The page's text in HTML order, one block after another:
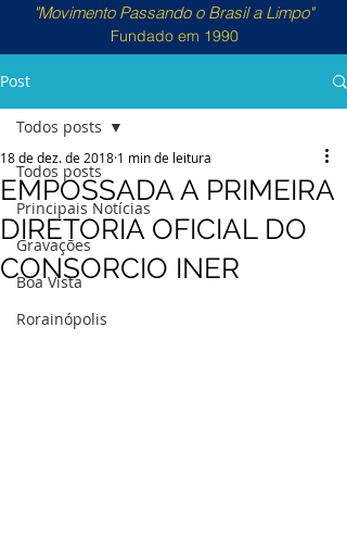
"Movimento Passando o Brasil a Limpo"
Fundado em 1990
Post
Todos posts
Principais Notícias
Gravações
Boa Vista
Rorainópolis
Todos posts
EMPOSSADA A PRIMEIRA
DIRETORIA OFICIAL DO
CONSORCIO INER
18 de dez. de 2018 1 min de leitura